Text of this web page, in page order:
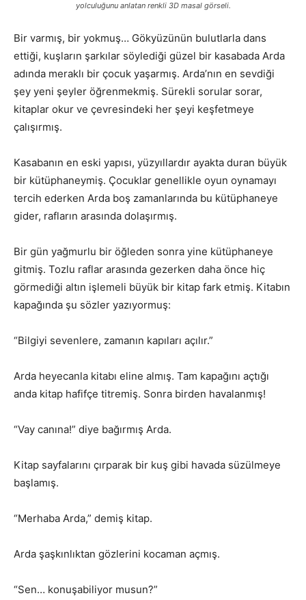
yolculuğunu anlatan renkli 3D masal görseli.
Bir varmış, bir yokmuş… Gökyüzünün bulutlarla dans
ettiği, kuşların şarkılar söylediği güzel bir kasabada Arda
adında meraklı bir çocuk yaşarmış. Arda’nın en sevdiği
şey yeni şeyler öğrenmekmiş. Sürekli sorular sorar,
kitaplar okur ve çevresindeki her şeyi keşfetmeye
çalışırmış.
Kasabanın en eski yapısı, yüzyıllardır ayakta duran büyük
bir kütüphaneymiş. Çocuklar genellikle oyun oynamayı
tercih ederken Arda boş zamanlarında bu kütüphaneye
gider, rafların arasında dolaşırmış.
Bir gün yağmurlu bir öğleden sonra yine kütüphaneye
gitmiş. Tozlu raflar arasında gezerken daha önce hiç
görmediği altın işlemeli büyük bir kitap fark etmiş. Kitabın
kapağında şu sözler yazıyormuş:
“Bilgiyi sevenlere, zamanın kapıları açılır.”
Arda heyecanla kitabı eline almış. Tam kapağını açtığı
anda kitap hafifçe titremiş. Sonra birden havalanmış!
“Vay canına!” diye bağırmış Arda.
Kitap sayfalarını çırparak bir kuş gibi havada süzülmeye
başlamış.
“Merhaba Arda,” demiş kitap.
Arda şaşkınlıktan gözlerini kocaman açmış.
“Sen… konuşabiliyor musun?”